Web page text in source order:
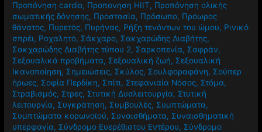
Προπόνηση cardio, Προπονηση HIIT, Προπόνηση ολικής
σωματικής δόνησης, Προστασία, Πρόσωπο, Πρόωρος
θάνατος, Πυρετός, Πυρήνας, Ρήξη τενόντων του ώμου, Ρινικό
σπρέι, Ροχαλητό, Σάκχαρο, Σακχαρώδης Διαβήτης,
Σακχαρώδης Διαβήτης τύπου 2, Σαρκοπενία, Σαφράν,
Σεξουαλικά προβήματα, Σεξουαλική ζωή, Σεξουαλική
Ικανοποίηση, Σημειώσεις, Σκύλος, Σουλφοραφάνη, Σούπερ
ήρωες, Σοφία Περδίκη, Σπίτι, Στεφανιαία Νόσος, Στόμα,
Στραβισμός, Στρες, Στυτική Δυσλειτουργία, Στυτική
λειτουργία, Συγκράτηση, Συμβουλές, Συμπτώματα,
Συμπτώματα κορωνοϊού, Συναισθήματα, Συναισθηματική
υπερφαγία, Σύνδρομο Ευερέθιστου Εντέρου, Σύνδρομο